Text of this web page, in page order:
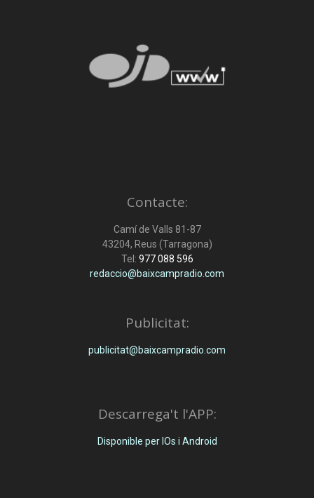
Contacte:
Camí de Valls 81-87
43204, Reus (Tarragona)
Tel: 977 088 596
redaccio@baixcampradio.com
Publicitat:
publicitat@baixcampradio.com
Descarrega't l'APP:
Disponible per IOs i Android